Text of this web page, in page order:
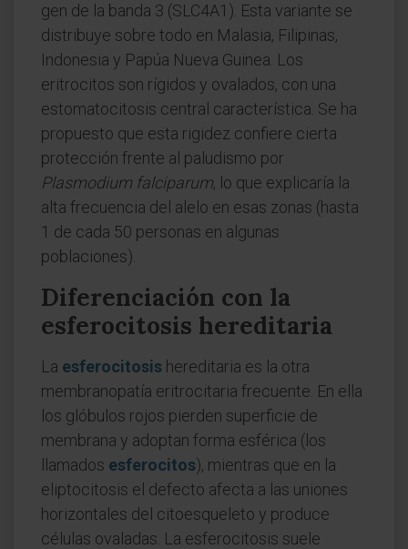
gen de la banda 3 (SLC4A1). Esta variante se
distribuye sobre todo en Malasia, Filipinas,
Indonesia y Papúa Nueva Guinea. Los
eritrocitos son rígidos y ovalados, con una
estomatocitosis central característica. Se ha
propuesto que esta rigidez confiere cierta
protección frente al paludismo por
Plasmodium falciparum, lo que explicaría la
alta frecuencia del alelo en esas zonas (hasta
1 de cada 50 personas en algunas
poblaciones).
Diferenciación con la
esferocitosis hereditaria
La esferocitosis hereditaria es la otra
membranopatía eritrocitaria frecuente. En ella
los glóbulos rojos pierden superficie de
membrana y adoptan forma esférica (los
llamados esferocitos), mientras que en la
eliptocitosis el defecto afecta a las uniones
horizontales del citoesqueleto y produce
células ovaladas. La esferocitosis suele